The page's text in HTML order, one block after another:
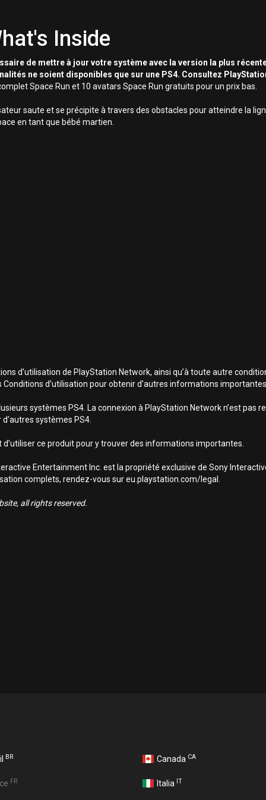
Inside
de mettre à jour votre système avec la version la plus
ne soient disponibles que sur une PS4. Consultez
Space Run et 10 avatars Space Run gratuits pour un prix bas.
saute et se précipite à travers des obstacles pour atteindre la
en tant que bébé martien.
d’utilisation de PlayStation Network, ainsi qu’à toute autre
d’utilisation pour obtenir d’autres informations
systèmes PS4. La connexion à PlayStation Network n’est pas
systèmes PS4.
ce produit pour y trouver des informations importantes.
Entertainment Inc. est la propriété exclusive de Sony
complets, rendez-vous sur eu.playstation.com/legal.
all rights reserved.
BR Canada CA
FR Italia IT